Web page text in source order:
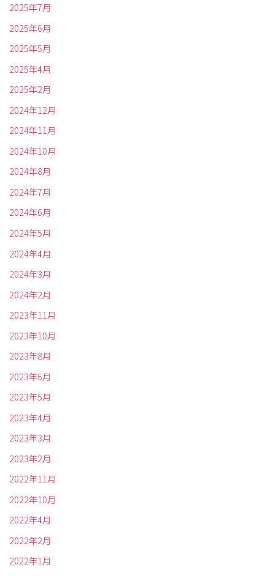
2025年7月
2025年6月
2025年5月
2025年4月
2025年2月
2024年12月
2024年11月
2024年10月
2024年8月
2024年7月
2024年6月
2024年5月
2024年4月
2024年3月
2024年2月
2023年11月
2023年10月
2023年8月
2023年6月
2023年5月
2023年4月
2023年3月
2023年2月
2022年11月
2022年10月
2022年4月
2022年2月
2022年1月